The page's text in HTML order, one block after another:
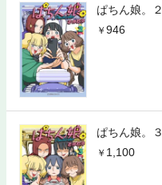
ぱちん娘。２
946
ぱちん娘。３
1,100